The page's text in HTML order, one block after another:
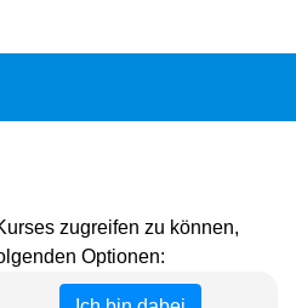
zugreifen zu können,
Optionen: